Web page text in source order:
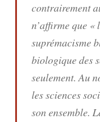
contrairement
n’affirme que «
suprémacisme
biologique des
seulement. Au
les sciences
son ensemble.